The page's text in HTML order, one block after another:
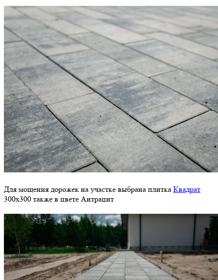
Для мощения дорожек на участке выбрана плитка Квадрат
300х300 также в цвете Антрацит